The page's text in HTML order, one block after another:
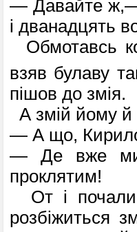
— Давайте ж,—
і дванадцять
Обмотавсь
взяв булаву
пішов до змія.
А змій йому й
— А що,
— Де вже
проклятим!
От і
розбіжиться